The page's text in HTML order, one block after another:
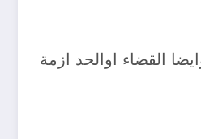
القضاء اوالحد ازمة